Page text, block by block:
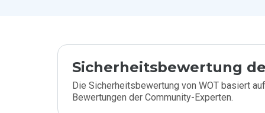
Sicherheitsbewertung
Die Sicherheitsbewertung von WOT basiert
Bewertungen der Community-Experten.